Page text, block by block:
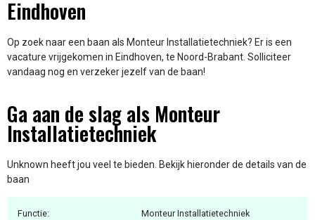
Eindhoven
Op zoek naar een baan als Monteur Installatietechniek? Er is een
vacature vrijgekomen in Eindhoven, te Noord-Brabant. Solliciteer
vandaag nog en verzeker jezelf van de baan!
Ga aan de slag als Monteur
Installatietechniek
Unknown heeft jou veel te bieden. Bekijk hieronder de details van de
baan
Functie: Monteur Installatietechniek